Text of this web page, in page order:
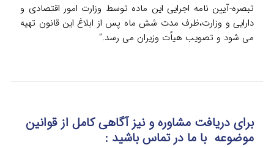
تبصره-آیین نامه اجرایی این ماده توسط وزارت امور اقتصادی و
دارایی و وزارت،ظرف مدت شش ماه پس از ابلاغ این قانون تهیه
می شود و تصویب هیاًت وزیران می رسد.”
برای دریافت مشاوره و نیز آگاهی کامل از قوانین
موضوعه با ما در تماسباشید :